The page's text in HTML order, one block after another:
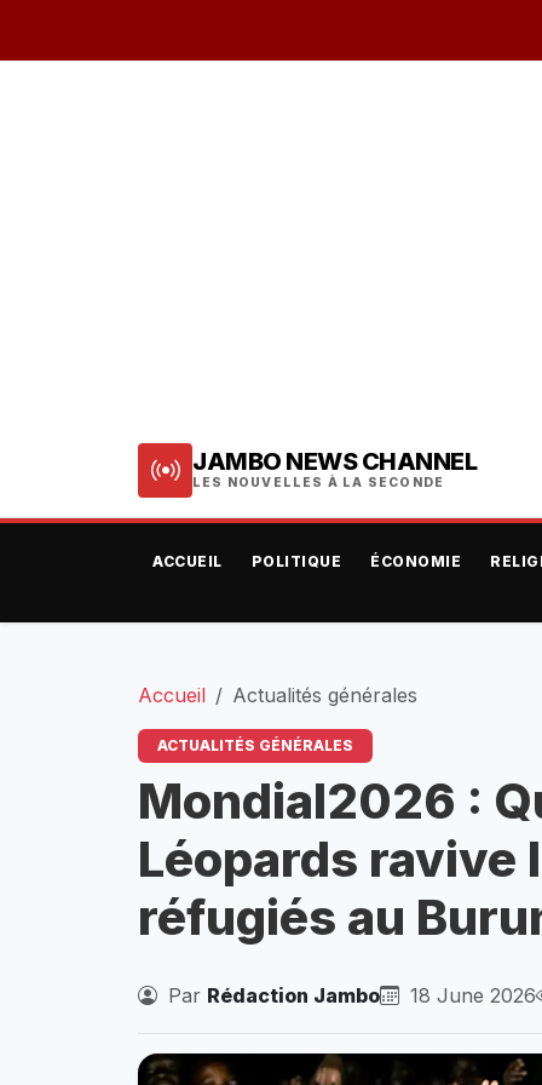
JAMBO NEWS CHANNEL
LES NOUVELLES À LA SECONDE
ACCUEIL POLITIQUE ÉCONOMIE
Accueil Actualités générales
ACTUALITÉS GÉNÉRALES
Mondial2026 :
Léopards ravive
réfugiés au
Par Rédaction Jambo 18 June 2026